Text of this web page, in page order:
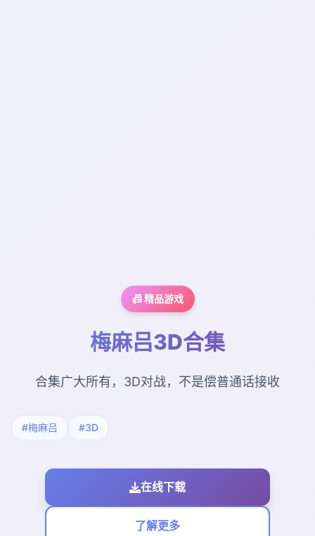
📠 精品游戏
梅麻吕3D合集
合集广大所有，3D对战，不是偿普通话接收
#梅麻吕 #3D
在线下载
了解更多